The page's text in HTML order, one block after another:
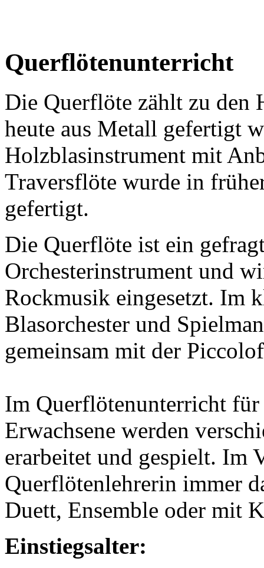
Querflötenunterricht
Die Querflöte zählt zu den
heute aus Metall gefertigt
Holzblasinstrument mit
Traversflöte wurde in
gefertigt.
Die Querflöte ist ein
Orchesterinstrument und
Rockmusik eingesetzt. Im
Blasorchester und
gemeinsam mit der
Im Querflötenunterricht
Erwachsene werden
erarbeitet und gespielt. Im
Querflötenlehrerin immer
Duett, Ensemble oder mit
Einstiegsalter: